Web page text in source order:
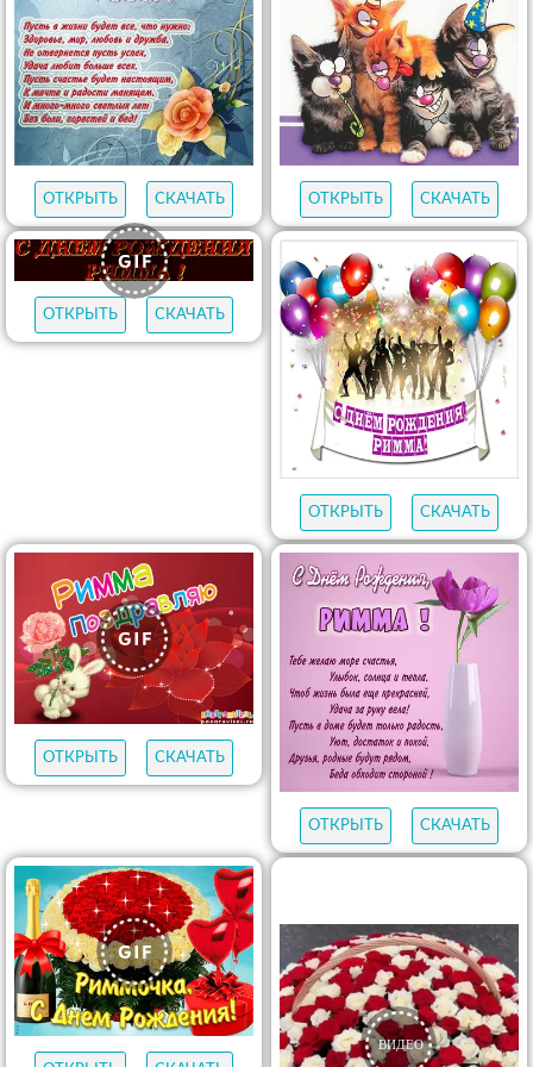
ОТКРЫТЬ СКАЧАТЬ ОТКРЫТЬ СКАЧАТЬ
ОТКРЫТЬ СКАЧАТЬ
ОТКРЫТЬ СКАЧАТЬ
ОТКРЫТЬ СКАЧАТЬ
ОТКРЫТЬ СКАЧАТЬ